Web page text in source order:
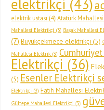
elektrikçi (43)
elektrik ustası (4) Atatürk
Mahallesi Elektrikçi (3) Başak Mahallesi
(7) Büyükçekmece elektrikçi (5)
Mahallesi Elektrik (3)
Elektrikçi (36)
(5) Esenler Elektrikçi
Elektrikçi (3) Fatih Mahallesi
Gültepe Mahallesi Elektrikçi (3)